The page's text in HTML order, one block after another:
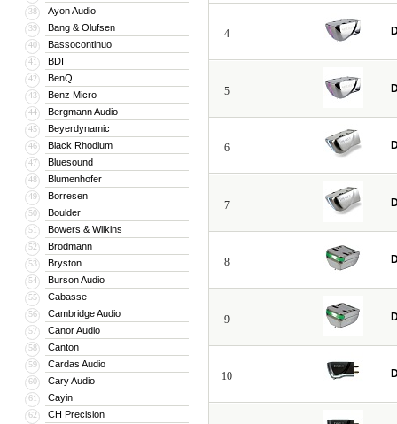
38 Ayon Audio
39 Bang & Olufsen
40 Bassocontinuo
41 BDI
42 BenQ
43 Benz Micro
44 Bergmann Audio
45 Beyerdynamic
46 Black Rhodium
47 Bluesound
48 Blumenhofer
49 Borresen
50 Boulder
51 Bowers & Wilkins
52 Brodmann
53 Bryston
54 Burson Audio
55 Cabasse
56 Cambridge Audio
57 Canor Audio
58 Canton
59 Cardas Audio
60 Cary Audio
61 Cayin
62 CH Precision
4
5
6
7
8
9
10